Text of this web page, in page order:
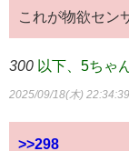
これが物欲セン
300 以下、5ちゃ
2025/09/18(木)
>>298